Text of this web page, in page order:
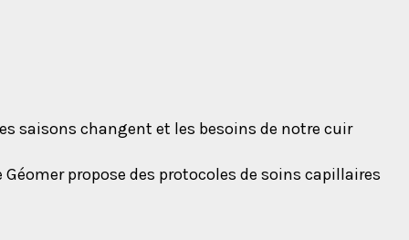
saisons changent et les besoins de notre cuir
propose des protocoles de soins capillaires